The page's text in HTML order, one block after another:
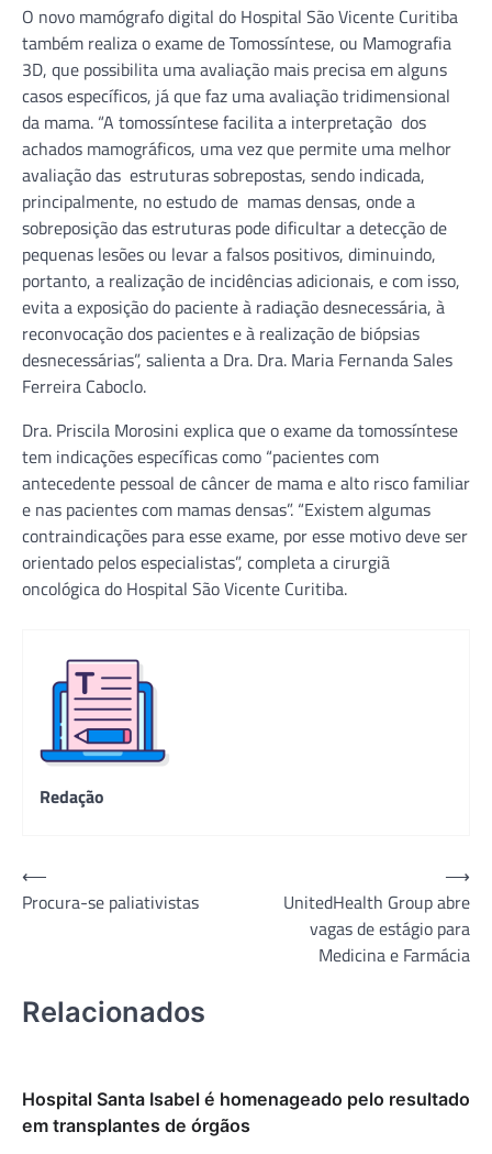
O novo mamógrafo digital do Hospital São Vicente Curitiba
também realiza o exame de Tomossíntese, ou Mamografia
3D, que possibilita uma avaliação mais precisa em alguns
casos específicos, já que faz uma avaliação tridimensional
da mama. “A tomossíntese facilita a interpretação dos
achados mamográficos, uma vez que permite uma melhor
avaliação das estruturas sobrepostas, sendo indicada,
principalmente, no estudo de mamas densas, onde a
sobreposição das estruturas pode dificultar a detecção de
pequenas lesões ou levar a falsos positivos, diminuindo,
portanto, a realização de incidências adicionais, e com isso,
evita a exposição do paciente à radiação desnecessária, à
reconvocação dos pacientes e à realização de biópsias
desnecessárias”, salienta a Dra. Dra. Maria Fernanda Sales
Ferreira Caboclo.
Dra. Priscila Morosini explica que o exame da tomossíntese
tem indicações específicas como “pacientes com
antecedente pessoal de câncer de mama e alto risco familiar
e nas pacientes com mamas densas”. “Existem algumas
contraindicações para esse exame, por esse motivo deve ser
orientado pelos especialistas”, completa a cirurgiã
oncológica do Hospital São Vicente Curitiba.
Redação
Navegação
de
⟵
Procura-se paliativistas
UnitedHealth Group abre
vagas de estágio para
Medicina e Farmácia
⟶
Relacionados
Hospital Santa Isabel é homenageado pelo resultado
em transplantes de órgãos